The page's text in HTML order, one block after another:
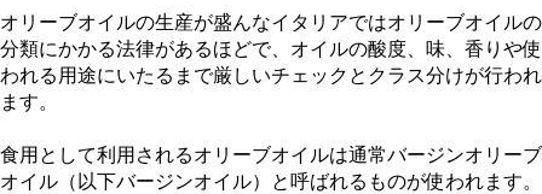
オリーブオイルの生産が盛んなイタリアではオリーブオイルの
分類にかかる法律があるほどで、オイルの酸度、味、香りや使
われる用途にいたるまで厳しいチェックとクラス分けが行われ
ます。
食用として利用されるオリーブオイルは通常バージンオリーブ
オイル（以下バージンオイル）と呼ばれるものが使われます。